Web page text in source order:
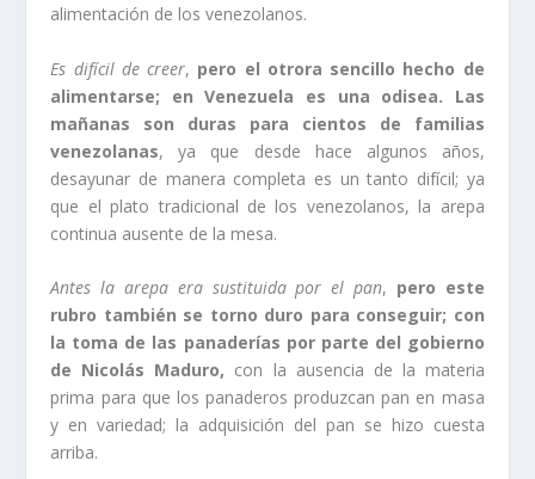
alimentación de los venezolanos.
Es difícil de creer, pero el otrora sencillo hecho de
alimentarse; en Venezuela es una odisea. Las
mañanas son duras para cientos de familias
venezolanas, ya que desde hace algunos años,
desayunar de manera completa es un tanto difícil; ya
que el plato tradicional de los venezolanos, la arepa
continua ausente de la mesa.
Antes la arepa era sustituida por el pan, pero este
rubro también se torno duro para conseguir; con
la toma de las panaderías por parte del gobierno
de Nicolás Maduro, con la ausencia de la materia
prima para que los panaderos produzcan pan en masa
y en variedad; la adquisición del pan se hizo cuesta
arriba.